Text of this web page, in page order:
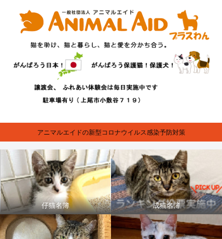
アニマルエイドの新型コロナウイルス感染予防対策
仔猫名簿 成猫名簿